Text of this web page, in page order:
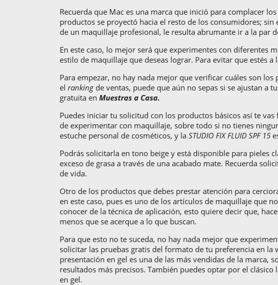
Recuerda que Mac es una marca que inició para complacer
productos se proyectó hacia el resto de los consumidores;
de un maquillaje profesional, le resulta abrumante ir a la par
En este caso, lo mejor será que experimentes con diferentes
estilo de maquillaje que deseas lograr. Para evitar que estés
Para empezar, no hay nada mejor que verificar cuáles son
elranking de ventas, puede que aún no sepas si se ajustan a
gratuita enMuestras a Casa.
Puedes iniciar tu solicitud con los productos básicos así te
de experimentar con maquillaje, sobre todo si no tienes
estuche personal de cosméticos, y laSTUDIO FIX FLUID SPF 15
Podrás solicitarla en tono beige y está disponible para pieles
exceso de grasa a través de una acabado mate. Recuerda
de vida.
Otro de los productos que debes prestar atención para
en este caso, pues es uno de los artículos de maquillaje que
conocer de la técnica de aplicación, esto quiere decir que,
menos que se acerque a lo que buscan.
Para que esto no te suceda, no hay nada mejor que
solicitar las pruebas gratis del formato de tu preferencia en la
presentación en gel es una de las más vendidas de la marca,
resultados más precisos. También puedes optar por el
en gel.